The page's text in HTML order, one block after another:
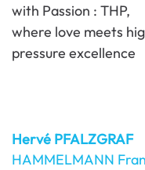
with Passion : THP,
where love meets
pressure excellence
Hervé PFALZGRAF
HAMMELMANN